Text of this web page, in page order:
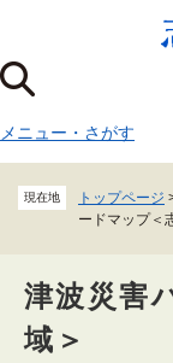
ジ
の
頭
で
メニュー ・ さがす
現在地 トップページ
ードマップ＜
津波災害
域＞